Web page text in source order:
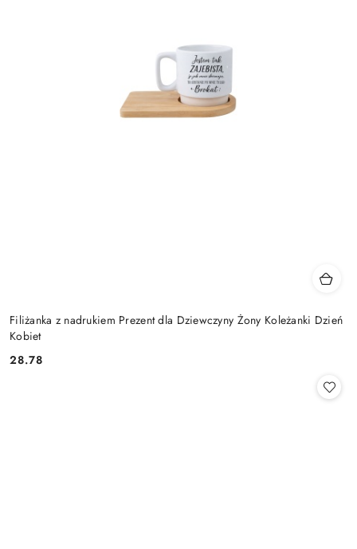
Filiżanka z nadrukiem Prezent dla Dziewczyny Żony Koleżanki Dzień
Kobiet
Cena:
28.78